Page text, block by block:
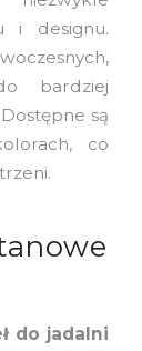
i designu.
bardziej
są
co
do jadalni